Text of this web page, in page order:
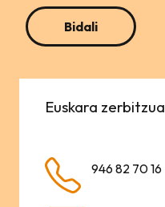
Euskara zerbitzua
946 82 70 16